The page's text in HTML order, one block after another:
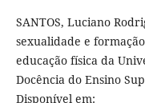
SANTOS, Luciano
sexualidade e
educação física da
Docência do Ensino
Disponível em: